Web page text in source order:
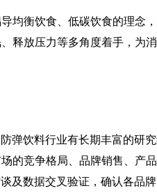
均衡饮食、低碳饮食的理念，
释放压力等多角度着手，为
弹饮料行业有长期丰富的研
的竞争格局、品牌销售、产
及数据交叉验证，确认各品